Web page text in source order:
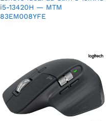
i5-13420H — MTM
83EM008YFE